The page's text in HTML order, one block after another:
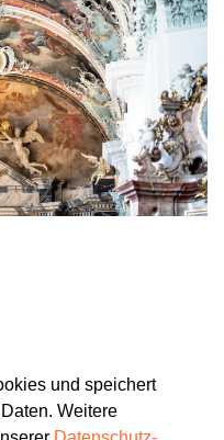
und speichert
Weitere